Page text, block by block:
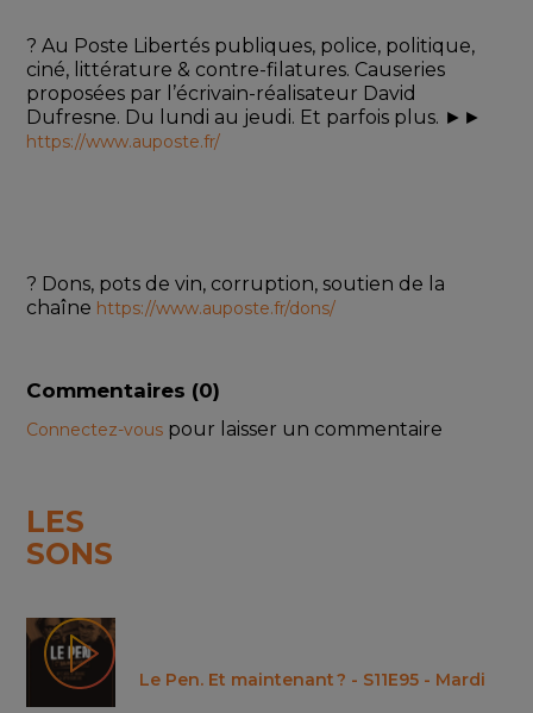
? Au Poste Libertés publiques, police, politique,
ciné, littérature & contre-filatures. Causeries
proposées par l’écrivain-réalisateur David
https://www.auposte.fr/
? Dons, pots de vin, corruption, soutien de la
chaîne https://www.auposte.fr/dons/
Commentaires (0)
Connectez-vous pour laisser un commentaire
LES
SONS
Le Pen. Et maintenant ? - S11E95 - Mardi